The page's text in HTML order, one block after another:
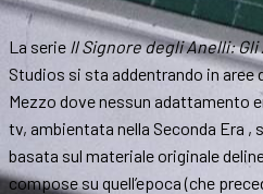
La serie Il Signore degli Anelli:
Studios si sta addentrando in aree
Mezzo dove nessun adattamento
tv, ambientata nella Seconda Era
basata sul materiale originale
compose su quell’epoca (che